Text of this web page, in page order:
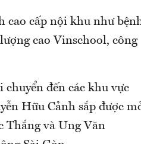
cao cấp nội khu như
cao Vinschool, công
đến các khu vực
Hữu Cảnh sắp được
Thắng và Ung Văn